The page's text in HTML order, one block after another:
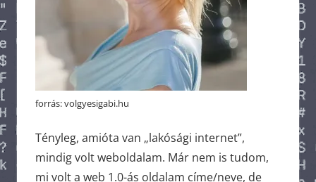
forrás: volgyesigabi.hu
Tényleg, amióta van „lakósági internet”,
mindig volt weboldalam. Már nem is tudom,
mi volt a web 1.0-ás oldalam címe/neve, de